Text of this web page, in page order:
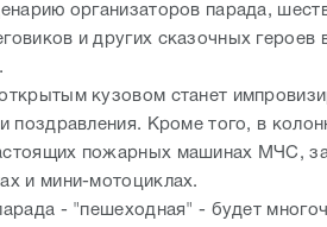
организаторов парада,
и других сказочных героев
кузовом станет
и поздравления. Кроме того, в
пожарных машинах МЧС,
и мини-мотоциклах.
- "пешеходная" - будет